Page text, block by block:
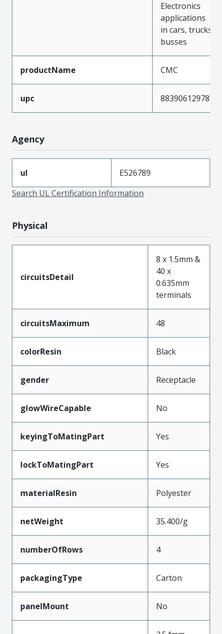
Electronics
applications
in cars, trucks,
busses
productName CMC
upc 883906129781
Agency
ul
E526789
Search UL Certification Information
Physical
circuitsDetail
8 x 1.5mm &
40 x
0.635mm
terminals
circuitsMaximum 48
colorResin Black
gender Receptacle
glowWireCapable No
keyingToMatingPart Yes
lockToMatingPart Yes
materialResin Polyester
netWeight 35.400/g
numberOfRows 4
packagingType Carton
panelMount No